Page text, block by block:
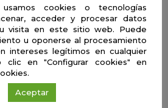
y enfermedades
de la naturaleza al
las plantas los ladrillos
cookies o tecnologías
acceder y procesar datos
visita en este sitio web. Puede
u oponerse al procesamiento
intereses legítimos en cualquier
clic en "Configurar cookies" en
Aceptar